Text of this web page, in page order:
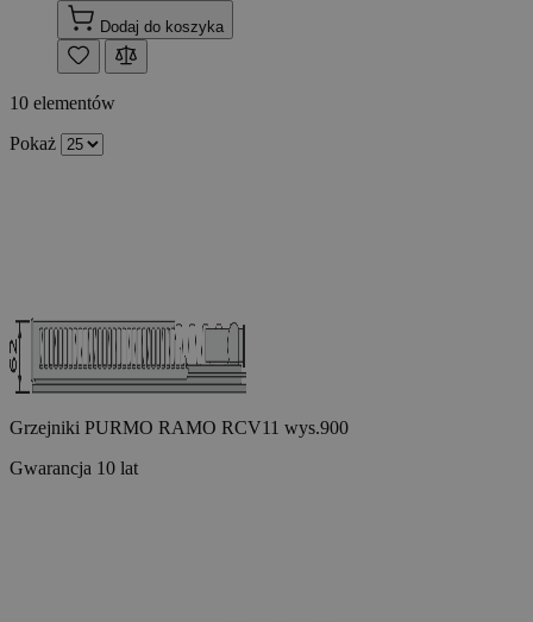
Dodaj do koszyka
10 elementów
Pokaż
Grzejniki PURMO RAMO RCV11 wys.900
Gwarancja 10 lat